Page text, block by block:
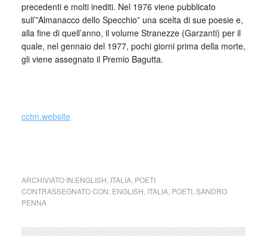
precedenti e molti inediti. Nel 1976 viene pubblicato
sull’”Almanacco dello Specchio” una scelta di sue poesie e,
alla fine di quell’anno, il volume Stranezze (Garzanti) per il
quale, nel gennaio del 1977, pochi giorni prima della morte,
gli viene assegnato il Premio Bagutta.
cctm.website
ARCHIVIATO IN:ENGLISH ITALIA, POETI
CONTRASSEGNATO CON: ENGLISH ITALIA, POETI, SANDRO
PENNA